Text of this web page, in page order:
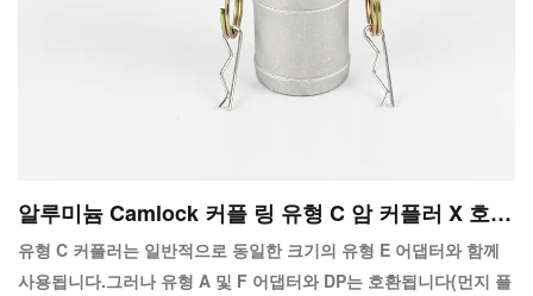
알루미늄 Camlock 커플 링 유형 C 암 커플러 X 호스
생크
유형 C 커플러는 일반적으로 동일한 크기의 유형 E 어댑터와 함께
사용됩니다.그러나 유형 A 및 F 어댑터와 DP는 호환됩니다(먼지 플